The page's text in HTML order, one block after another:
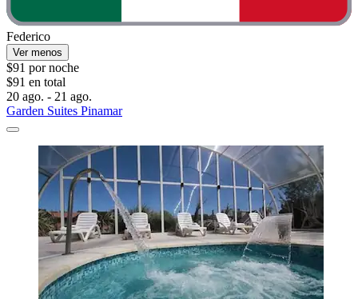
Federico
Ver menos
$91 por noche
$91 en total
20 ago. - 21 ago.
Garden Suites Pinamar